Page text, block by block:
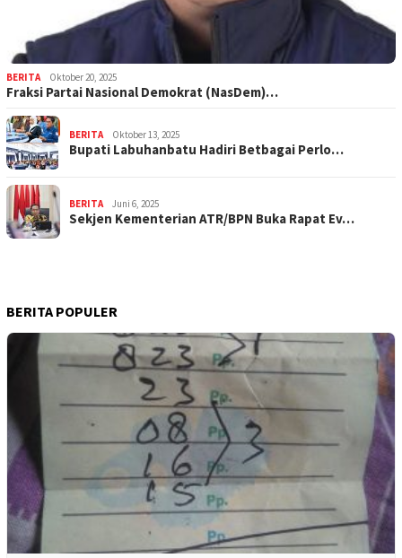
BERITA Oktober 20, 2025
Fraksi Partai Nasional Demokrat (NasDem)…
BERITA Oktober 13, 2025
Bupati Labuhanbatu Hadiri Betbagai Perlo…
BERITA Juni 6, 2025
Sekjen Kementerian ATR/BPN Buka Rapat Ev…
BERITA POPULER